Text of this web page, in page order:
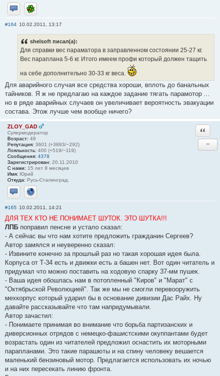
Отправить личное сообщение
ICQ
#164 10.02.2011, 13:17
shelsoft писал(а):
Для справки вес параматора в заправленном состоянии 25-27 кг.
Вес параплана 5-6 кг. Итого имеем профи который должен тащить
на себе дополнительно 30-33 кг веса.
Для аварийного случая все средства хороши, вплоть до банальных
тайников. Я ж не предлагаю на каждое задание тягать парамотор ...
но в ряде аварийных случаев он увеличивает вероятность эвакуации
состава. Этож лучше чем вообще ничего?
ZLOY_GAD
Супермодератор
Возраст: 49
Репутация: 3601 (+3893/−292)
Лояльность: 400 (+519/−119)
Сообщения: 4378
Зарегистрирован: 20.11.2010
С нами: 15 лет 8 месяцев
Имя: Юрий
Откуда: Русь-Сталинград.
Отправить личное сообщение
Сайт
−
#165 10.02.2011, 14:21
ДЛЯ ТЕХ КТО НЕ ПОНИМАЕТ ШУТОК. ЭТО ШУТКА!!!
ЛПБ поправил пенсне и устало сказал:
- А сейчас вы что нам хотите предложить гражданин Сергеев?
Автор замялся и неуверенно сказал:
- Извините конечно за прошлый раз но такая хорошая идея была.
Корпуса от Т-34 есть и движки есть а башен нет. Вот один читатель и
придумал что можно поставить на ходовую спарку 37-мм пушек.
- Ваша идея обошлась нам в потопленный "Киров" и "Марат" с
"Октябрьской Революцией". Так же мы не смогли перевооружить
мехкорпус который ударил бы в основание дивизии Дас Райх. Ну
давайте рассказывайте что там напридумывали.
Автор зачастил:
- Понимаете принимая во внимание что борьба партизанских и
диверсионных отрядов с немецко-фашистскими окуппантами будет
возрастать один из читателей предложил оснастить их моторными
парапланами. Это такие парашюты и на спину человеку вешается
маленький бензиновый мотор. Предлагается использовать их ночью
и на них пересекать линию фронта.